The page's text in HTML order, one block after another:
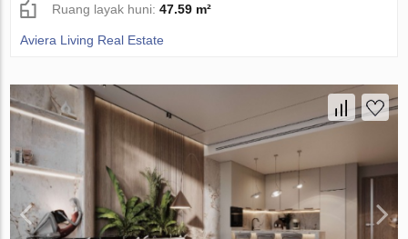
Ruang layak huni:47.59 m²
Aviera Living Real Estate